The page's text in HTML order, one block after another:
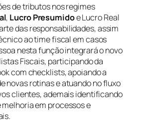
de tributos nos regimes
, Lucro Presumidoe Lucro Real
das responsabilidades, assim
ao time fiscal em casos
nesta função integrará o novo
Fiscais, participando da
com checklists, apoiando a
novas rotinas e atuando no fluxo
clientes, ademais identificando
em processos e